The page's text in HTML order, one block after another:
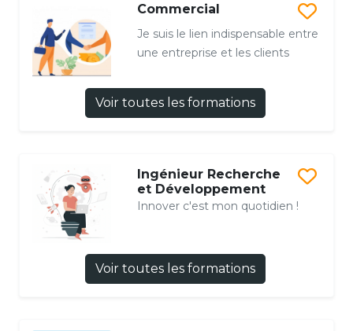
Commercial
Je suis le lien indispensable entre
une entreprise et les clients
Voir toutes les formations
Ingénieur Recherche
et Développement
Innover c'est mon quotidien !
Voir toutes les formations